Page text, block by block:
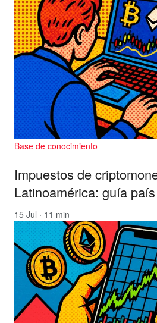
Base de conocimiento
Impuestos de
Latinoamérica: guía
15 Jul · 11 min